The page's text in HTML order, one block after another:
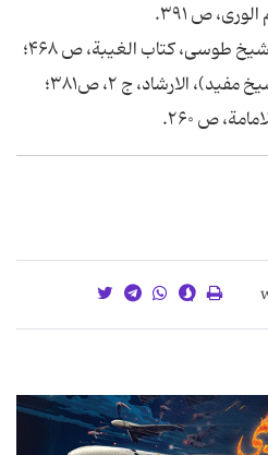
ص ۳۹۱.
۲. ابى جعفر محمد بن حسن شيخ طوسى، كتاب الغيبة، ص ۴۶۸؛
محمد بن محمد بن نعمان (شيخ مفيد)، الارشاد، ج ۲، ص۳۸۱؛
ص ۲۶۰.